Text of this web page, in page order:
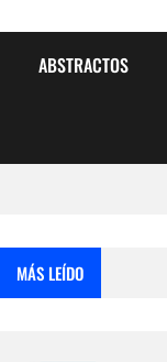
ABSTRACTOS
MÁS LEÍDO